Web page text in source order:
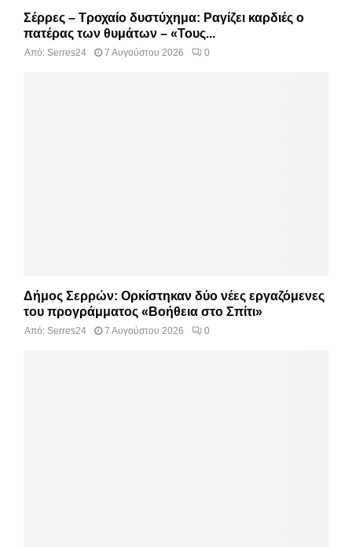
Σέρρες – Τροχαίο δυστύχημα: Ραγίζει καρδιές ο
πατέρας των θυμάτων – «Τους...
Από: Serres24 7 Αυγούστου 2026 0
Δήμος Σερρών: Ορκίστηκαν δύο νέες εργαζόμενες
του προγράμματος «Βοήθεια στο Σπίτι»
Από: Serres24 7 Αυγούστου 2026 0